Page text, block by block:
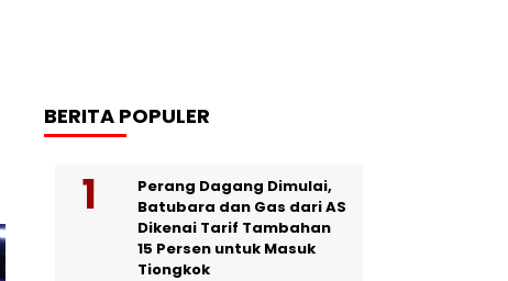
BERITA POPULER
Perang Dagang Dimulai,
Batubara dan Gas dari AS
Dikenai Tarif Tambahan
15 Persen untuk Masuk
Tiongkok